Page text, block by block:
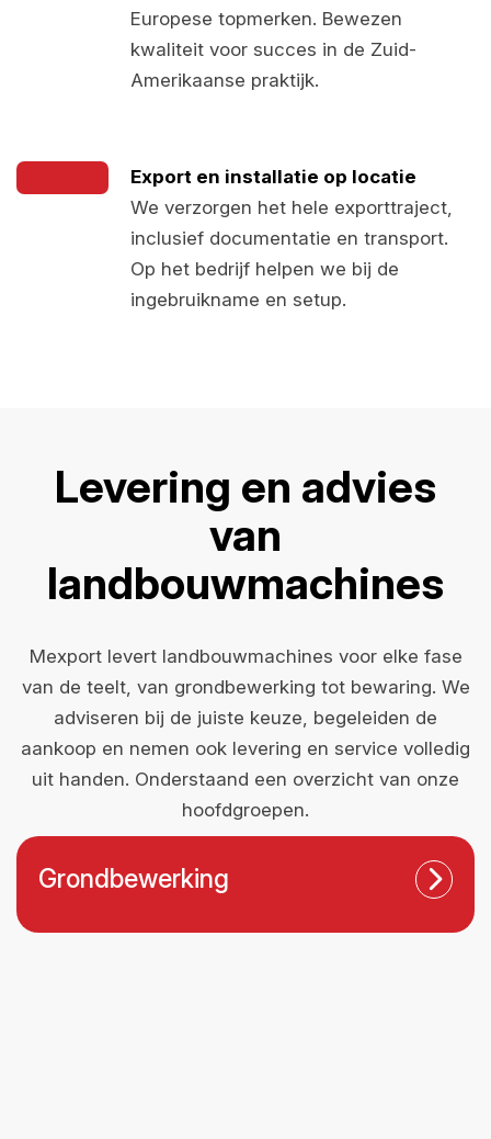
Europese topmerken. Bewezen
kwaliteit voor succes in de Zuid-
Amerikaanse praktijk.
Export en installatie op locatie
We verzorgen het hele exporttraject,
inclusief documentatie en transport.
Op het bedrijf helpen we bij de
ingebruikname en setup.
Levering en advies
van
landbouwmachines
Mexport levert landbouwmachines voor elke fase
van de teelt, van grondbewerking tot bewaring. We
adviseren bij de juiste keuze, begeleiden de
aankoop en nemen ook levering en service volledig
uit handen. Onderstaand een overzicht van onze
hoofdgroepen.
Grondbewerking